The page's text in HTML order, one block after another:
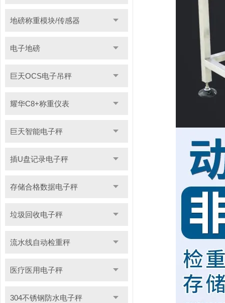
地磅称重模块/传感器
电子地磅
巨天OCS电子吊秤
耀华C8+称重仪表
巨天智能电子秤
插U盘记录电子秤
存储合格数据电子秤
垃圾回收电子秤
流水线自动检重秤
医疗医用电子秤
304不锈钢防水电子秤